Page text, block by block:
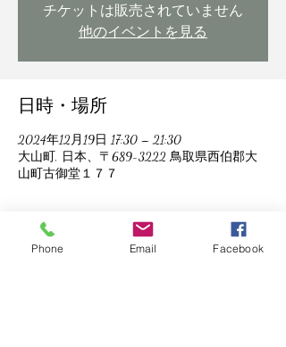
チケットは販売されていません
他のイベントを見る
日時・場所
2024年12月19日 17:30 – 21:30
大山町, 日本、〒689-3222 鳥取県西伯郡大
山町古御堂１７７
Phone Email Facebook